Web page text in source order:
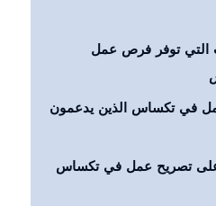
التي توفر فرص عمل
في تكساس الذين يدعمون
تصريح عمل في تكساس